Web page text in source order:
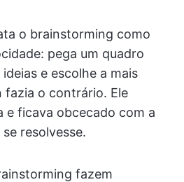
o brainstorming como
pega um quadro
e escolhe a mais
fazia o contrário. Ele
e ficava obcecado com a
resolvesse.
fazem